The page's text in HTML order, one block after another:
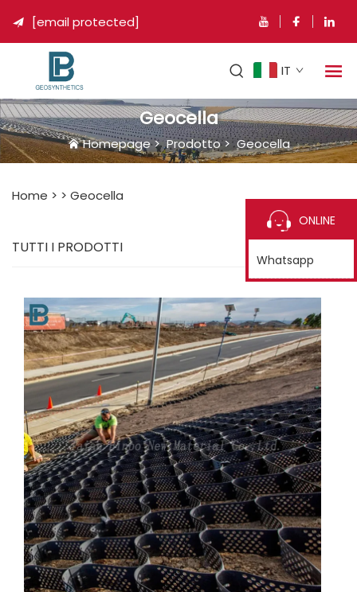
 [email protected]
IT
Geocella
Homepage>Prodotto>Geocella
Home > > Geocella
TUTTI I PRODOTTI
ONLINE
Whatsapp